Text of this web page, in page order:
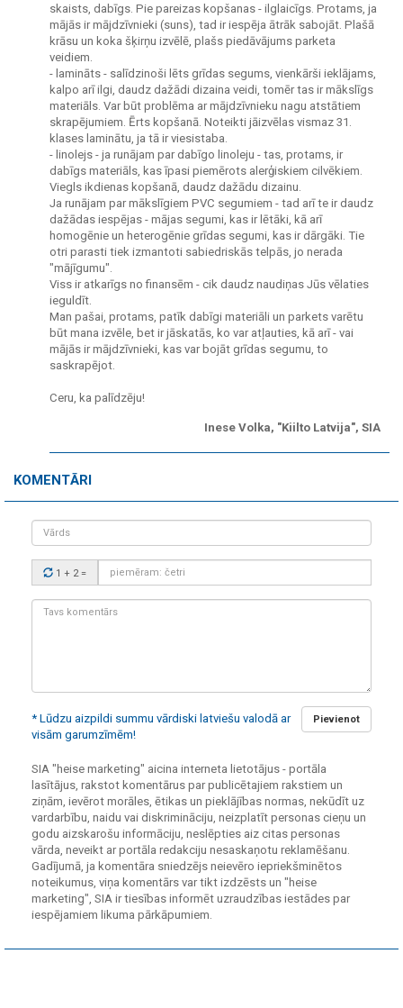
skaists, dabīgs. Pie pareizas kopšanas - ilglaicīgs. Protams, ja
mājās ir mājdzīvnieki (suns), tad ir iespēja ātrāk sabojāt. Plašā
krāsu un koka šķirņu izvēlē, plašs piedāvājums parketa
veidiem.
- lamināts - salīdzinoši lēts grīdas segums, vienkārši ieklājams,
kalpo arī ilgi, daudz dažādi dizaina veidi, tomēr tas ir mākslīgs
materiāls. Var būt problēma ar mājdzīvnieku nagu atstātiem
skrapējumiem. Ērts kopšanā. Noteikti jāizvēlas vismaz 31.
klases laminātu, ja tā ir viesistaba.
- linolejs - ja runājam par dabīgo linoleju - tas, protams, ir
dabīgs materiāls, kas īpasi piemērots alerģiskiem cilvēkiem.
Viegls ikdienas kopšanā, daudz dažādu dizainu.
Ja runājam par mākslīgiem PVC segumiem - tad arī te ir daudz
dažādas iespējas - mājas segumi, kas ir lētāki, kā arī
homogēnie un heterogēnie grīdas segumi, kas ir dārgāki. Tie
otri parasti tiek izmantoti sabiedriskās telpās, jo nerada
"mājīgumu".
Viss ir atkarīgs no finansēm - cik daudz naudiņas Jūs vēlaties
ieguldīt.
Man pašai, protams, patīk dabīgi materiāli un parkets varētu
būt mana izvēle, bet ir jāskatās, ko var atļauties, kā arī - vai
mājās ir mājdzīvnieki, kas var bojāt grīdas segumu, to
saskrapējot.
Ceru, ka palīdzēju!
Inese Volka, "Kiilto Latvija", SIA
KOMENTĀRI
Vārds
Drošības
kods:
1 + 2=
Tavs
Pievienot
* Lūdzu aizpildi summu vārdiski latviešu valodā ar
visām garumzīmēm!
SIA "heise marketing" aicina interneta lietotājus - portāla
lasītājus, rakstot komentārus par publicētajiem rakstiem un
ziņām, ievērot morāles, ētikas un pieklājības normas, nekūdīt uz
vardarbību, naidu vai diskrimināciju, neizplatīt personas cieņu un
godu aizskarošu informāciju, neslēpties aiz citas personas
vārda, neveikt ar portāla redakciju nesaskaņotu reklamēšanu.
Gadījumā, ja komentāra sniedzējs neievēro iepriekšminētos
noteikumus, viņa komentārs var tikt izdzēsts un "heise
marketing", SIA ir tiesības informēt uzraudzības iestādes par
iespējamiem likuma pārkāpumiem.